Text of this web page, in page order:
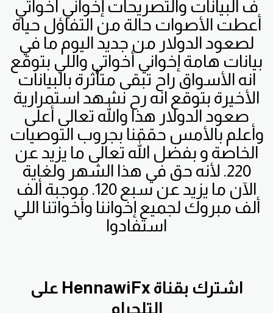
ف البيانات والتصريحات إخواني أخواتي
أعطت الأصوات حالة من التفاؤل حياة
لصعود الدولار من جديد اليوم ما في
بيانات هامة إخواني أخواتي واللي بتوقع
انه الأسواق راح تبقى متأثرة بالبيانات
الأخيرة بتوقع انه رح نشهد استمرارية
صعود الدولار هذا والله تعالى أعلى
وأعلم بالأمس حققنا بجروب التوصيات
الخاصة و بفضل الله تعالى ما يزيد عن
220. لأنه حق في هذا الشهر ولغاية
الآن ما يزيد عن سبع 120. موجبة ألف
ألف مبروك لجميع إخواننا وأخواتنا اللي
استفادوا
اشترك بقناة HennawiFx على
التلجرام